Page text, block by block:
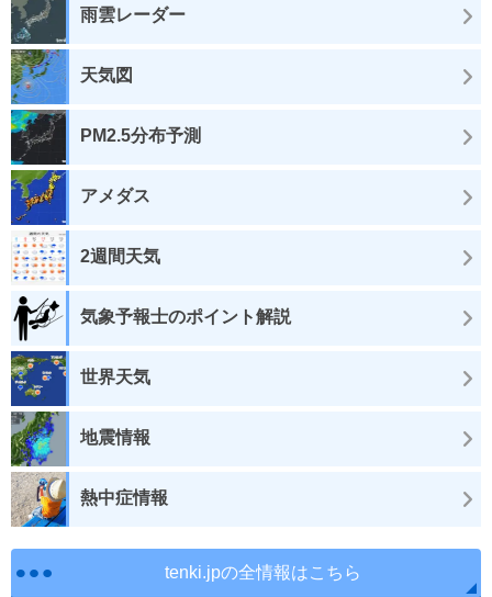
雨雲レーダー
天気図
PM2.5分布予測
アメダス
2週間天気
気象予報士のポイント解説
世界天気
地震情報
熱中症情報
tenki.jpの全情報はこちら